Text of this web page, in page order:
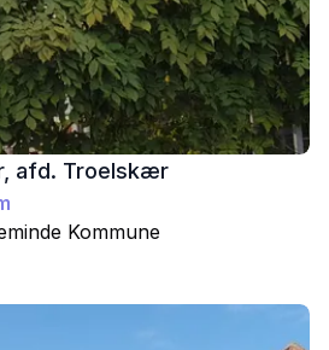
afd. Troelskær
Kommune